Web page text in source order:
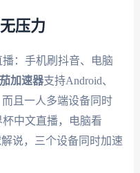
压力
：手机刷抖音、电脑
加速器支持Android、
而且一人多端设备同时
中文直播，电脑看
说，三个设备同时加速